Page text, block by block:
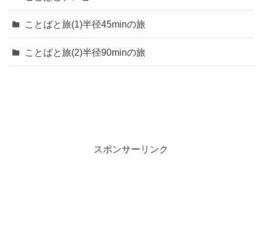
ことばと旅(1)半径45minの旅
ことばと旅(2)半径90minの旅
スポンサーリンク